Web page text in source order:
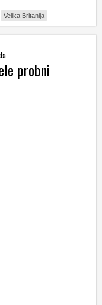
Velika Britanija
probni